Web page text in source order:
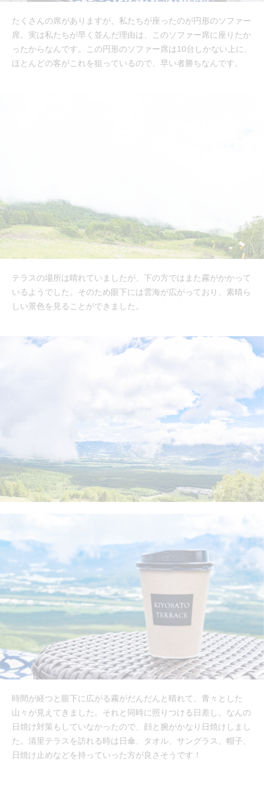
たくさんの席がありますが、私たちが座ったのが円形のソファー
席。実は私たちが早く並んだ理由は、このソファー席に座りたか
ったからなんです。この円形のソファー席は10台しかない上に、
ほとんどの客がこれを狙っているので、早い者勝ちなんです。
テラスの場所は晴れていましたが、下の方ではまた霧がかかって
いるようでした。そのため眼下には雲海が広がっており、素晴ら
しい景色を見ることができました。
時間が経つと眼下に広がる霧がだんだんと晴れて、青々とした
山々が見えてきました。それと同時に照りつける日差し。なんの
日焼け対策もしていなかったので、顔と腕がかなり日焼けしまし
た。清里テラスを訪れる時は日傘、タオル、サングラス、帽子、
日焼け止めなどを持っていった方が良さそうです！